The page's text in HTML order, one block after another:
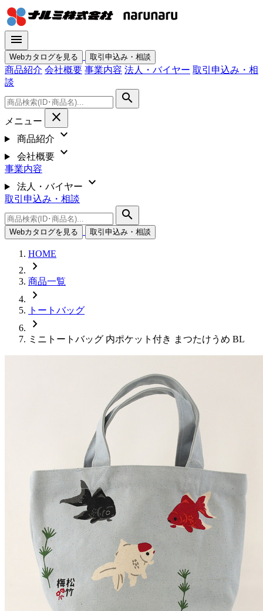
menu
Webカタログを見る 取引申込み・相談
商品紹介 会社概要 事業内容 法人・バイヤー 取引申込み・相
談
search
メニュー close
商品紹介 expand_more
会社概要 expand_more
事業内容
法人・バイヤー
expand_more
取引申込み・相談
search
Webカタログを見る 取引申込み・相談
HOME
chevron_right
商品一覧
chevron_right
トートバッグ
chevron_right
ミニトートバッグ 内ポケット付き まつたけうめ BL